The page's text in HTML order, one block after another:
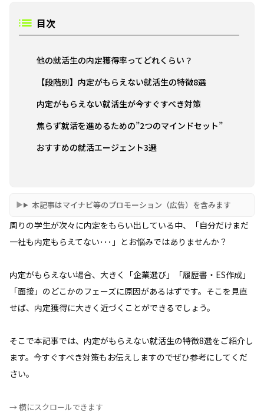
目次
他の就活生の内定獲得率ってどれくらい？
【段階別】内定がもらえない就活生の特徴8選
内定がもらえない就活生が今すぐすべき対策
焦らず就活を進めるための”2つのマインドセット”
おすすめの就活エージェント3選
本記事はマイナビ等のプロモーション（広告）を含みます
周りの学生が次々に内定をもらい出している中、「自分だけまだ
一社も内定もらえてない･･･」とお悩みではありませんか？
内定がもらえない場合、大きく「企業選び」「履歴書・ES作成」
「面接」のどこかのフェーズに原因があるはずです。そこを見直
せば、内定獲得に大きく近づくことができるでしょう。
そこで本記事では、内定がもらえない就活生の特徴8選をご紹介し
ます。今すぐすべき対策もお伝えしますのでぜひ参考にしてくだ
さい。
→ 横にスクロールできます